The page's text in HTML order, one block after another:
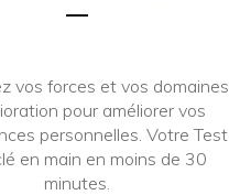
vos forces et vos domaines
pour améliorer vos
personnelles. Votre Test
en main en moins de 30
minutes.